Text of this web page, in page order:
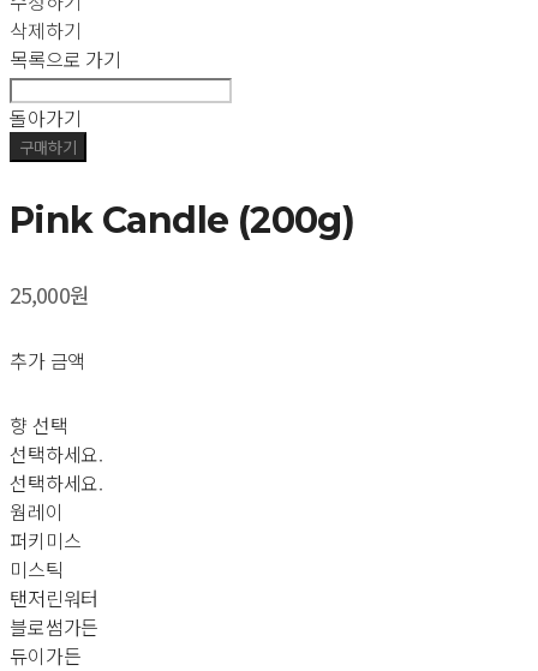
삭제하기
목록으로 가기
돌아가기
구매하기
Pink Candle (200g)
25,000원
추가 금액
향 선택
선택하세요.
선택하세요.
웜레이
퍼키미스
미스틱
탠저린워터
블로썸가든
듀이가든